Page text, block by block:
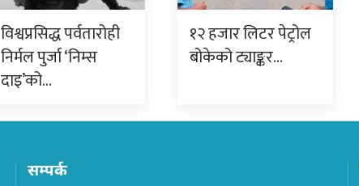
विश्वप्रसिद्ध पर्वतारोही
निर्मल पुर्जा ‘निम्स
दाइ’को…
१२ हजार लिटर पेट्रोल
बोकेको ट्याङ्कर…
सम्पर्क